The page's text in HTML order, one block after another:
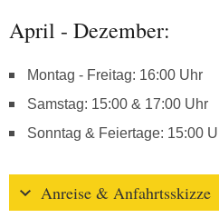
April - Dezember:
Montag - Freitag: 16:00 Uhr
Samstag: 15:00 & 17:00 Uhr
Sonntag & Feiertage: 15:00
Anreise & Anfahrtsskizze